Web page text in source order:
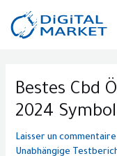
contenu
Bestes Cbd
2024
Laisser un commentaire
Unabhängige